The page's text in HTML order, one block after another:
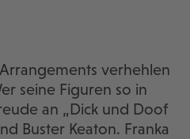
verhehlen
seine Figuren so in
an „Dick und Doof
Buster Keaton. Franka